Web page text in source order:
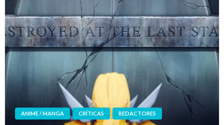
ANIME / MANGA CRÍTICAS REDACTORES